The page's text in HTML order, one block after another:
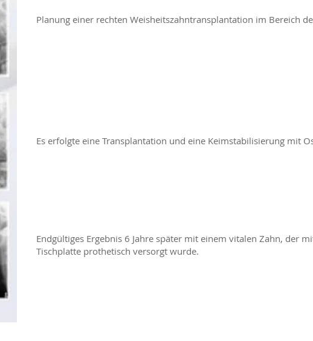
Planung einer rechten Weisheitszahntransplantation im Bereich
Es erfolgte eine Transplantation und eine Keimstabilisierung mit
Endgültiges Ergebnis 6 Jahre später mit einem vitalen Zahn, der
Tischplatte prothetisch versorgt wurde.